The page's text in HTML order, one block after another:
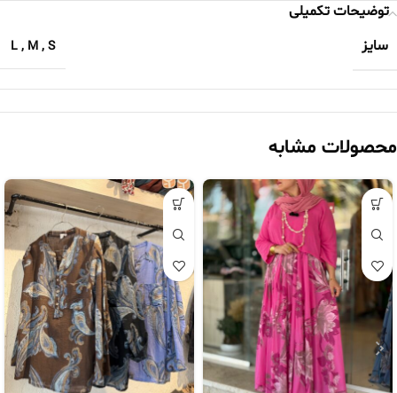
توضیحات تکمیلی
سایز
L , M , S
محصولات مشابه